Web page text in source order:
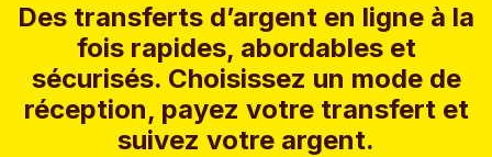
Des transferts d’argent en ligne à la
fois rapides, abordables et
sécurisés. Choisissez un mode de
réception, payez votre transfert et
suivez votre argent.